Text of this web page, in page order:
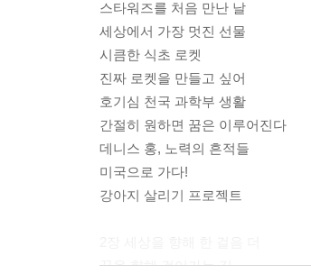
스타워즈를 처음 만난 날
세상에서 가장 멋진 선물
시큼한 식초 로켓
진짜 로켓을 만들고 싶어
호기심 천국 과학부 생활
간절히 원하면 꿈은 이루어진다
데니스 홍, 노력의 흔적들
미국으로 가다!
강아지 살리기 프로젝트
꿈을 향해 걸어가는 길